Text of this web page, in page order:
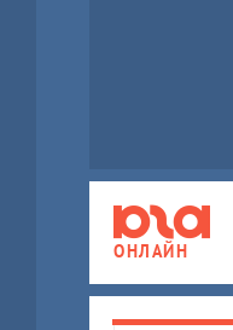
ОНЛАЙН